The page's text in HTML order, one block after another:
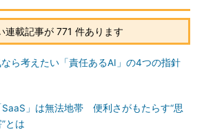
連載記事が 771 件あります
ら考えたい「責任あるAI」の4つの指針
SaaS」は無法地帯 便利さがもたらす“思
とは